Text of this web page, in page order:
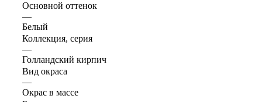
Основной оттенок
—
Белый
Коллекция, серия
—
Голландский кирпич
Вид окраса
—
Окрас в массе